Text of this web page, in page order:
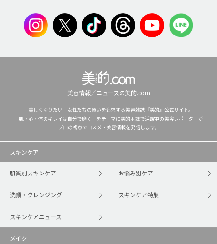
美容情報／ニュースの美的.com
「美しくなりたい」女性たちの願いを追求する美容雑誌『美的』公式サイト。
「肌・心・体のキレイは自分で磨く」をテーマに美的本誌で活躍中の美容レポーターが
プロの視点でコスメ・美容情報を発信します。
スキンケア
肌質別スキンケア お悩み別ケア
洗顔・クレンジング スキンケア特集
スキンケアニュース
メイク